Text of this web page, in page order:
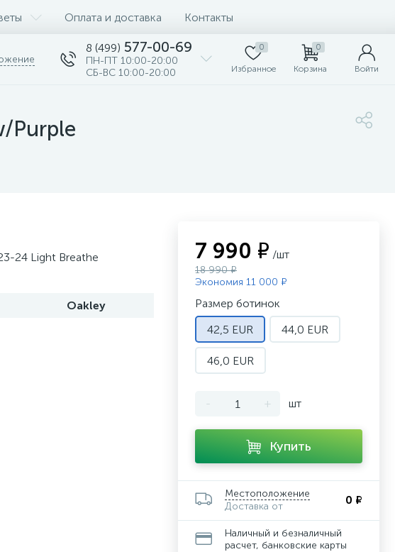
Оплата и доставка Контакты
8 (499) 577-00-69
ПН-ПТ 10:00-20:00
СБ-ВС 10:00-20:00
0
Избранное
0
Корзина Войти
Purple
24 Light Breathe
Oakley
7 990 ₽ /шт
18 990 ₽
Экономия 11 000 ₽
Размер ботинок
42,5 EUR
44,0 EUR
46,0 EUR
- + шт
Купить
Местоположение
Доставка от
0 ₽
Наличный и безналичный
расчет, банковские карты